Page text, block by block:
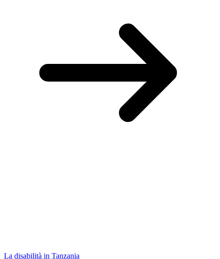
La disabilità in Tanzania